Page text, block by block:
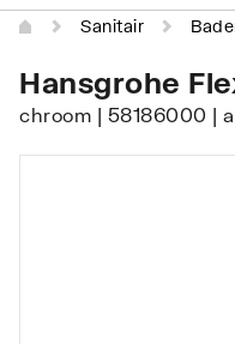
Sanitair
Hansgrohe
chroom | 58186000 |